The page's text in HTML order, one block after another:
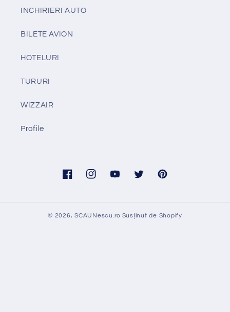
INCHIRIERI AUTO
BILETE AVION
HOTELURI
TURURI
WIZZAIR
Profile
FacebookInstagramYouTubeTwitter Pinterest
© 2026,SCAUNescu.ro Susținut de Shopify